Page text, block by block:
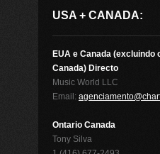
USA + CANADA:
EUA e Canada (excluindo
Canada) Directo
Music World LLC
Email:
Ontario Canada
Tony Silva